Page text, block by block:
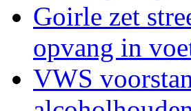
Goirle zet
opvang in
VWS